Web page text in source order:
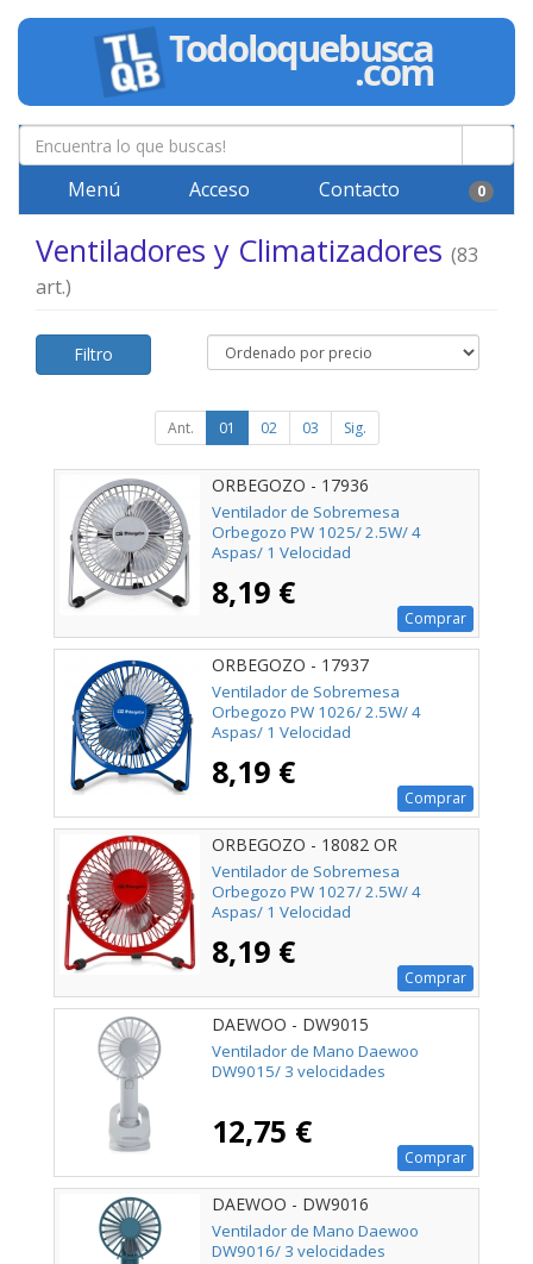
Menú Acceso Contacto 0
Ventiladores y Climatizadores (83
art.)
Filtro
Ant. 01 02 03 Sig.
ORBEGOZO - 17936
Ventilador de Sobremesa
Orbegozo PW 1025/ 2.5W/ 4
Aspas/ 1 Velocidad
8,19 €
Comprar
ORBEGOZO - 17937
Ventilador de Sobremesa
Orbegozo PW 1026/ 2.5W/ 4
Aspas/ 1 Velocidad
8,19 €
Comprar
ORBEGOZO - 18082 OR
Ventilador de Sobremesa
Orbegozo PW 1027/ 2.5W/ 4
Aspas/ 1 Velocidad
8,19 €
Comprar
DAEWOO - DW9015
Ventilador de Mano Daewoo
DW9015/ 3 velocidades
12,75 €
Comprar
DAEWOO - DW9016
Ventilador de Mano Daewoo
DW9016/ 3 velocidades